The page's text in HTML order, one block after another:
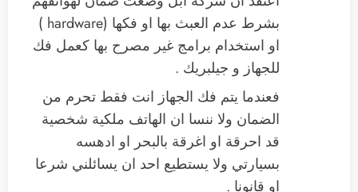
بشرط عدم العبث بها او فكها (hardware )
او استخدام برامج غير مصرح بها كعمل فك
للجهاز و جيلبريك .
فعندما يتم فك الجهاز انت فقط تحرم من
الضمان ولا ننسا ان الهاتف ملكية شخصية
قد احرقة او اغرقة بالبحر او ادهسه
بسيارتي ولا يستطيع احد ان يسائلني شرعا
او قانونا .